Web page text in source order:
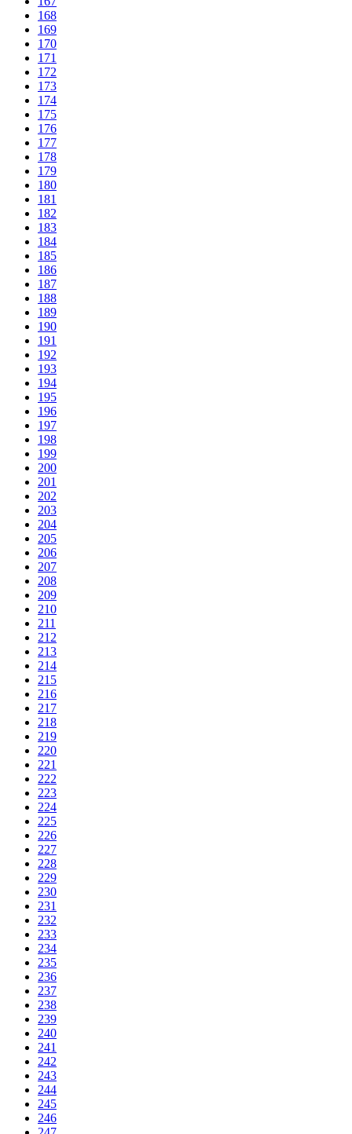
168
169
170
171
172
173
174
175
176
177
178
179
180
181
182
183
184
185
186
187
188
189
190
191
192
193
194
195
196
197
198
199
200
201
202
203
204
205
206
207
208
209
210
211
212
213
214
215
216
217
218
219
220
221
222
223
224
225
226
227
228
229
230
231
232
233
234
235
236
237
238
239
240
241
242
243
244
245
246